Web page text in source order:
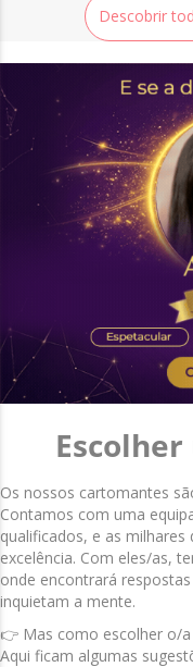
Descobrir
Os nossos cartomantes
Contamos com uma
qualificados, e as
excelência. Com eles/as,
onde encontrará
inquietam a mente.
👉 Mas como escolher o/a
Aqui ficam algumas